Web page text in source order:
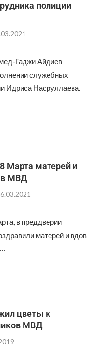
полиции
Гаджи Айдиев
служебных
Идриса Насруллаева.
Марта матерей и
МВД
в преддверии
матерей и вдов
цветы к
МВД